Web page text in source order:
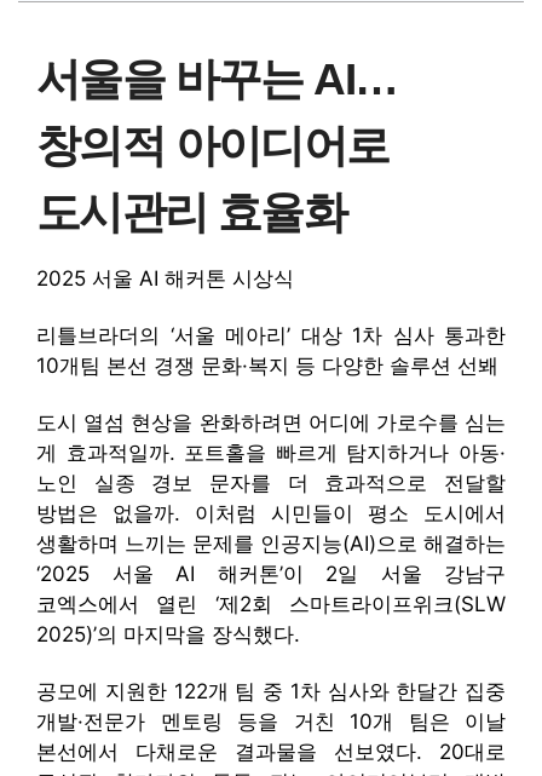
서울을 바꾸는 AI…
창의적 아이디어로
도시관리 효율화
2025 서울 AI 해커톤 시상식
리틀브라더의 ‘서울 메아리’ 대상 1차 심사 통과한
10개팀 본선 경쟁 문화·복지 등 다양한 솔루션 선봬
도시 열섬 현상을 완화하려면 어디에 가로수를 심는
게 효과적일까. 포트홀을 빠르게 탐지하거나 아동·
노인 실종 경보 문자를 더 효과적으로 전달할
방법은 없을까. 이처럼 시민들이 평소 도시에서
생활하며 느끼는 문제를 인공지능(AI)으로 해결하는
‘2025 서울 AI 해커톤’이 2일 서울 강남구
코엑스에서 열린 ‘제2회 스마트라이프위크(SLW
2025)’의 마지막을 장식했다.
공모에 지원한 122개 팀 중 1차 심사와 한달간 집중
개발·전문가 멘토링 등을 거친 10개 팀은 이날
본선에서 다채로운 결과물을 선보였다. 20대로